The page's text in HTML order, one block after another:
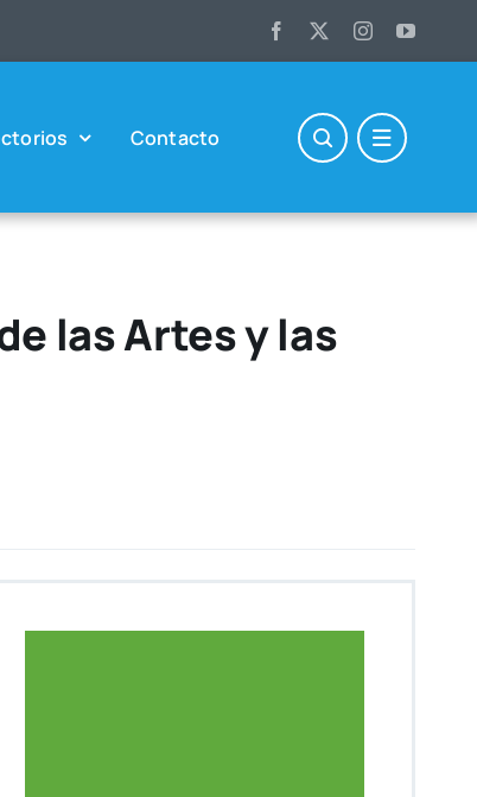
Con­tac­to
las Artes y las